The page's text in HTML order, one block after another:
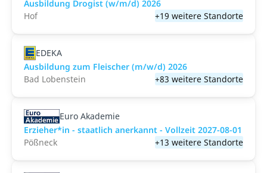
Ausbildung Drogist (w/m/d) 2026
Hof
+19 weitere Standorte
EDEKA
Ausbildung zum Fleischer (m/w/d) 2026
Bad Lobenstein
+83 weitere Standorte
Euro Akademie
Erzieher*in - staatlich anerkannt - Vollzeit 2027-08-01
Pößneck
+13 weitere Standorte